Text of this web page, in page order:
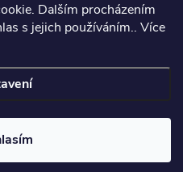
Dalším procházením
s jejich používáním.. Více
kávu 53132C8134
Všechna práva vyhrazena.